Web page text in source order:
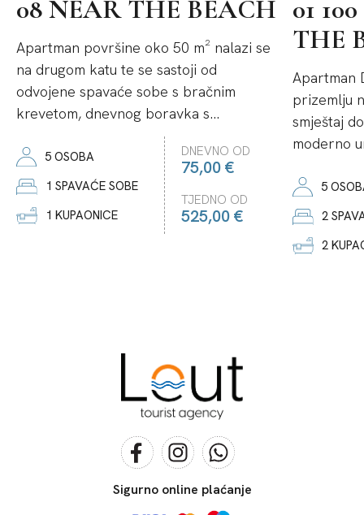
08 NEAR THE BEACH
Apartman površine oko 50 m² nalazi se
na drugom katu te se sastoji od
odvojene spavaće sobe s bračnim
krevetom, dnevnog boravka s...
5 OSOBA
1 SPAVAĆE SOBE
1 KUPAONICE
DNEVNO OD
75,00 €
TJEDNO OD
525,00 €
01
THE
Apartman
prizemlju
smještaj
moderno
5
2
2
Sigurno online plaćanje